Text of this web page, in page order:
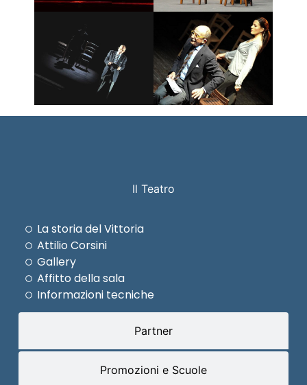
Il Teatro
Partner
Promozioni e Scuole
La storia del Vittoria
Attilio Corsini
Gallery
Affitto della sala
Informazioni tecniche